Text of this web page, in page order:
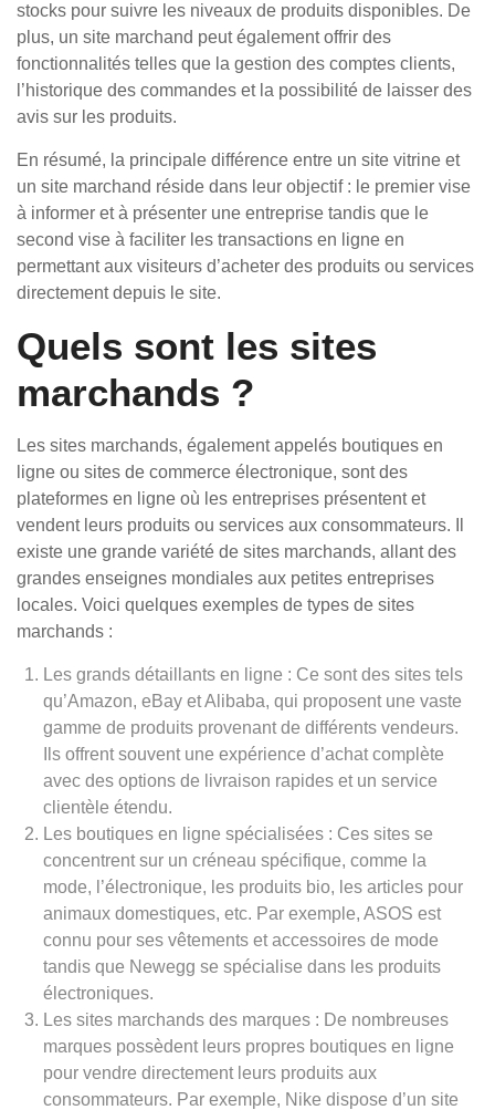
stocks pour suivre les niveaux de produits disponibles. De
plus, un site marchand peut également offrir des
fonctionnalités telles que la gestion des comptes clients,
l’historique des commandes et la possibilité de laisser des
avis sur les produits.
En résumé, la principale différence entre un site vitrine et
un site marchand réside dans leur objectif : le premier vise
à informer et à présenter une entreprise tandis que le
second vise à faciliter les transactions en ligne en
permettant aux visiteurs d’acheter des produits ou services
directement depuis le site.
Quels sont les sites
marchands ?
Les sites marchands, également appelés boutiques en
ligne ou sites de commerce électronique, sont des
plateformes en ligne où les entreprises présentent et
vendent leurs produits ou services aux consommateurs. Il
existe une grande variété de sites marchands, allant des
grandes enseignes mondiales aux petites entreprises
locales. Voici quelques exemples de types de sites
marchands :
Les grands détaillants en ligne : Ce sont des sites tels
qu’Amazon, eBay et Alibaba, qui proposent une vaste
gamme de produits provenant de différents vendeurs.
Ils offrent souvent une expérience d’achat complète
avec des options de livraison rapides et un service
clientèle étendu.
Les boutiques en ligne spécialisées : Ces sites se
concentrent sur un créneau spécifique, comme la
mode, l’électronique, les produits bio, les articles pour
animaux domestiques, etc. Par exemple, ASOS est
connu pour ses vêtements et accessoires de mode
tandis que Newegg se spécialise dans les produits
électroniques.
Les sites marchands des marques : De nombreuses
marques possèdent leurs propres boutiques en ligne
pour vendre directement leurs produits aux
consommateurs. Par exemple, Nike dispose d’un site